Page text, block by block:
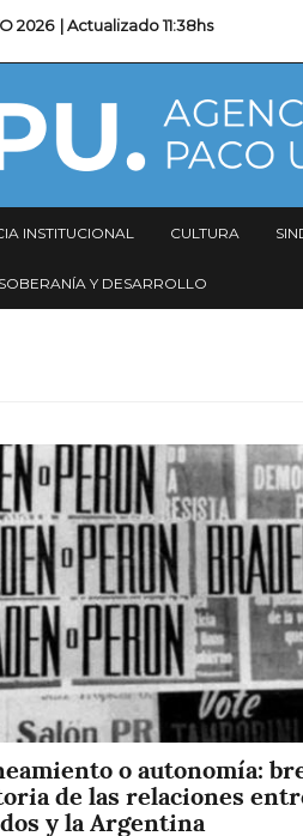
2026 | Actualizado11:38hs
INSTITUCIONAL CULTURA
Y DESARROLLO
o autonomía:
de las relaciones
y la Argentina